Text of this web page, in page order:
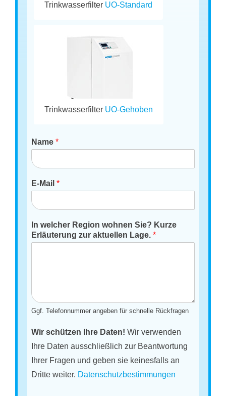
Trinkwasserfilter UO-Standard
Trinkwasserfilter UO-Gehoben
Name*
E-Mail*
In welcher Region wohnen Sie? Kurze
Erläuterung zur aktuellen Lage.*
Ggf. Telefonnummer angeben für schnelle Rückfragen
Wir schützen Ihre Daten! Wir verwenden
Ihre Daten ausschließlich zur Beantwortung
Ihrer Fragen und geben sie keinesfalls an
Dritte weiter. Datenschutzbestimmungen